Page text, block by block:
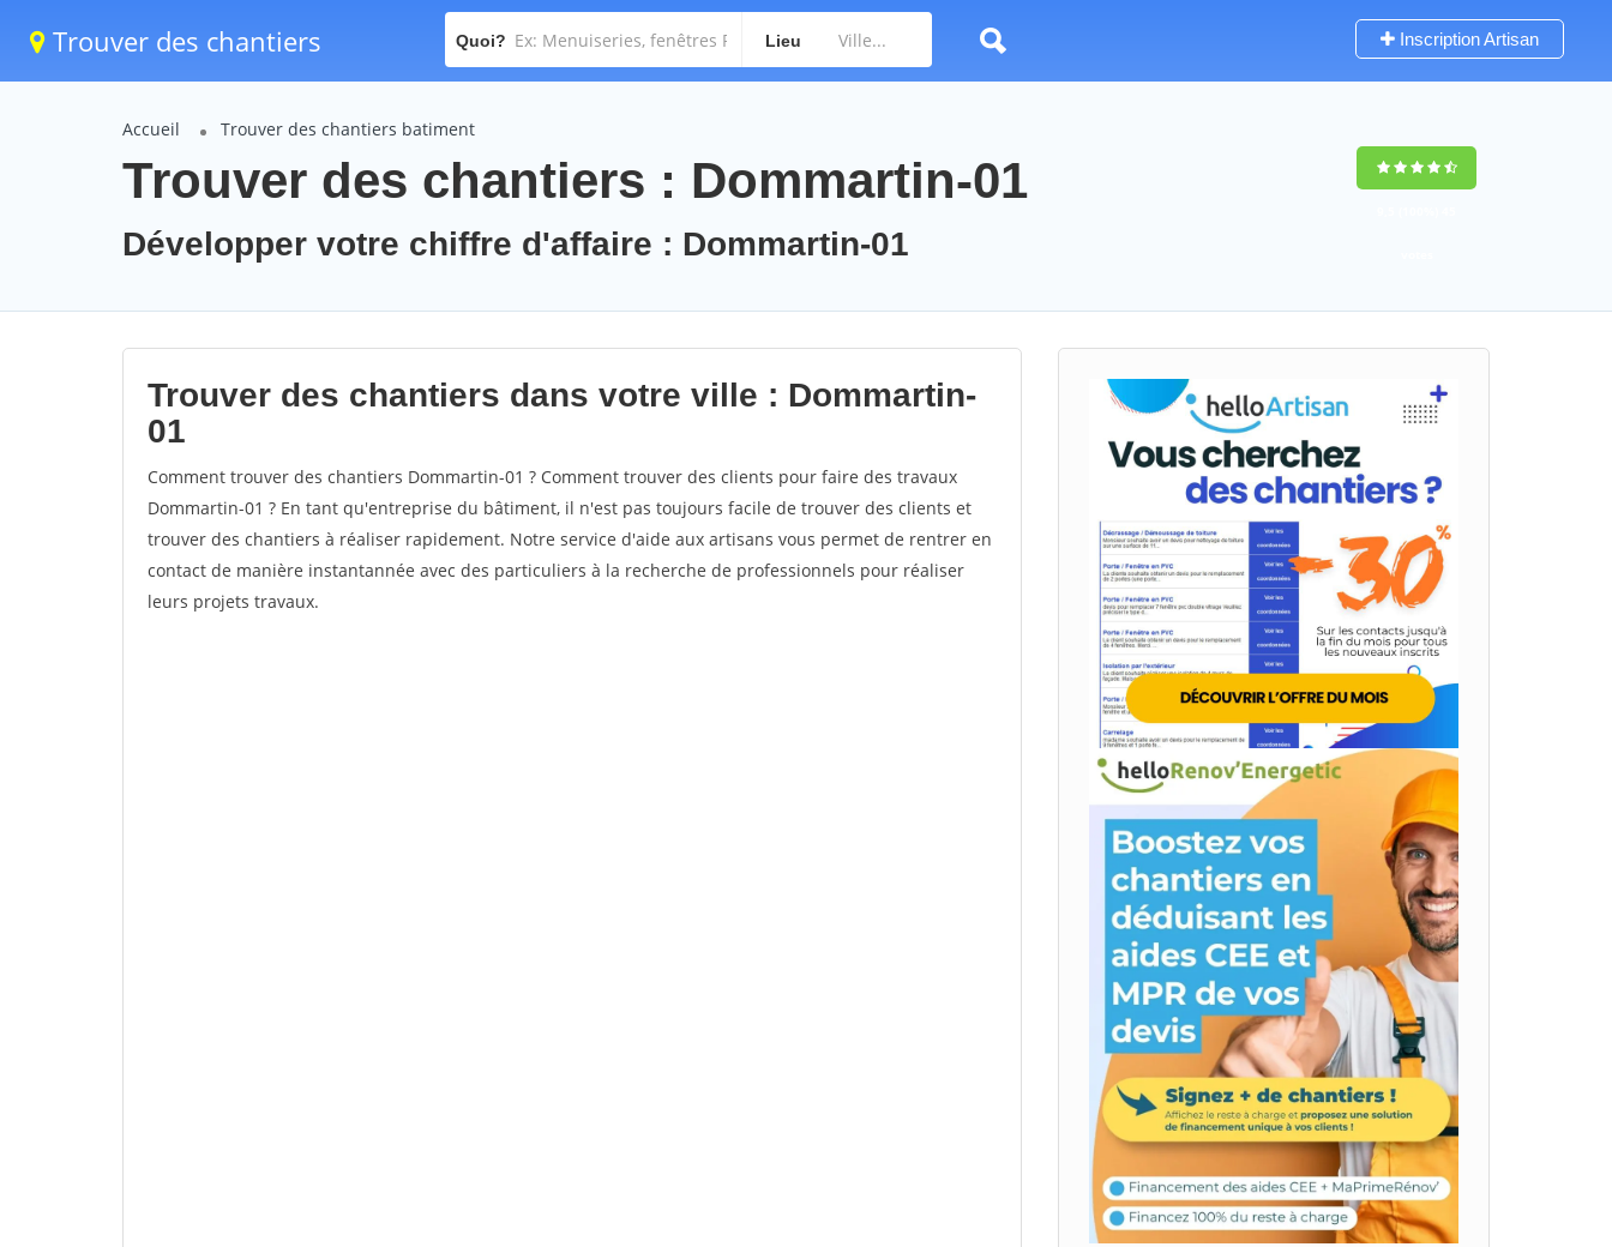
Trouver des chantiers Quoi? Lieu Inscription Artisan
Accueil Trouver des chantiers batiment
Trouver des chantiers : Dommartin-01
Développer votre chiffre d'affaire : Dommartin-01
Trouver des chantiers dans votre ville : Dommartin-
01
Comment trouver des chantiers Dommartin-01 ? Comment trouver des clients pour faire des travaux
Dommartin-01 ? En tant qu'entreprise du bâtiment, il n'est pas toujours facile de trouver des clients et
trouver des chantiers à réaliser rapidement. Notre service d'aide aux artisans vous permet de rentrer en
contact de manière instantannée avec des particuliers à la recherche de professionnels pour réaliser
leurs projets travaux.